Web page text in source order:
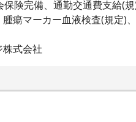
険完備、通勤交通費支給(
瘍マーカー血液検査(規定)
株式会社